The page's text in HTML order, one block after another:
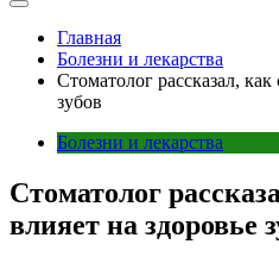
Главная
Болезни и лекарства
Стоматолог рассказал, как
зубов
Болезни и лекарства
Стоматолог
влияет на здоровье